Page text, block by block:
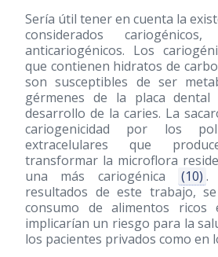
Sería útil tener en cuenta la
considerados
anticariogénicos. Los
que contienen hidratos de
son susceptibles de ser
gérmenes de la placa
desarrollo de la caries. La
cariogenicidad por los
extracelulares que
transformar la microflora
una más cariogénica
(10) .
resultados de este trabajo,
consumo de alimentos ricos
implicarían un riesgo para la
los pacientes privados como en